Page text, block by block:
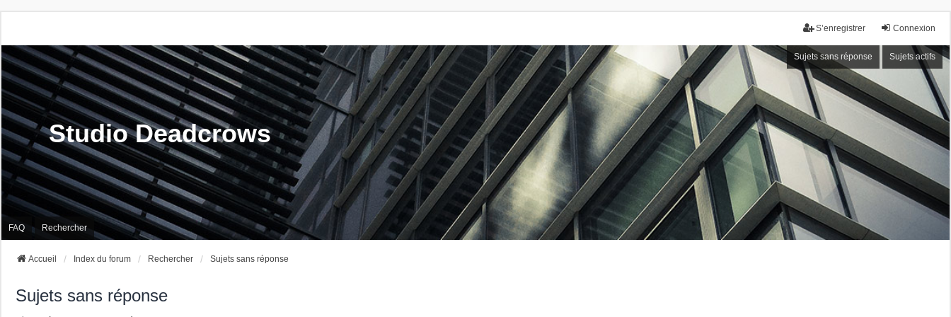
Connexion
S’enregistrer
Sujets sans réponse Sujets actifs
Studio Deadcrows
FAQ Rechercher
Accueil Index du forum Rechercher Sujets sans réponse
Sujets sans réponse